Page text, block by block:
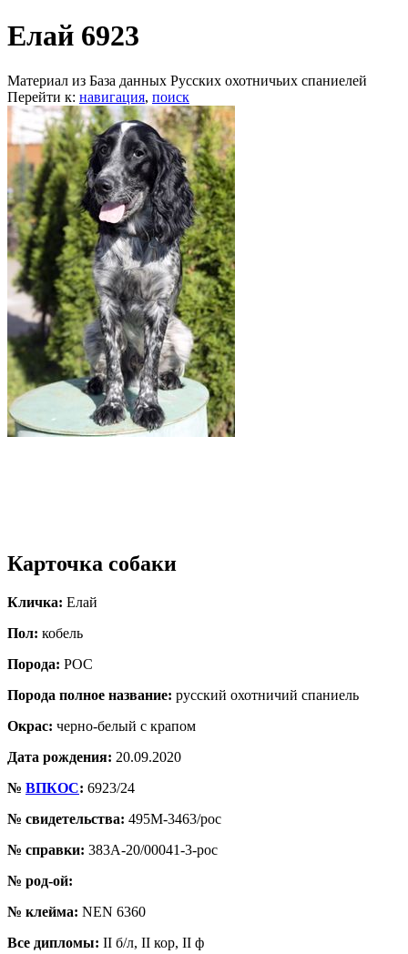
Елай 6923
Материал из База данных Русских охотничьих спаниелей
Перейти к: навигация, поиск
Карточка собаки
Кличка: Елай
Пол: кобель
Порода: РОС
Порода полное название: русский охотничий спаниель
Окрас: черно-белый с крапом
Дата рождения: 20.09.2020
№ ВПКОС: 6923/24
№ свидетельства: 495М-3463/рос
№ справки: 383А-20/00041-3-рос
№ род-ой:
№ клейма: NEN 6360
Все дипломы: II б/л, II кор, II ф